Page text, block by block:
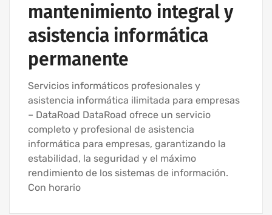
mantenimiento integral y
asistencia informática
permanente
Servicios informáticos profesionales y
asistencia informática ilimitada para empresas
– DataRoad DataRoad ofrece un servicio
completo y profesional de asistencia
informática para empresas, garantizando la
estabilidad, la seguridad y el máximo
rendimiento de los sistemas de información.
Con horario